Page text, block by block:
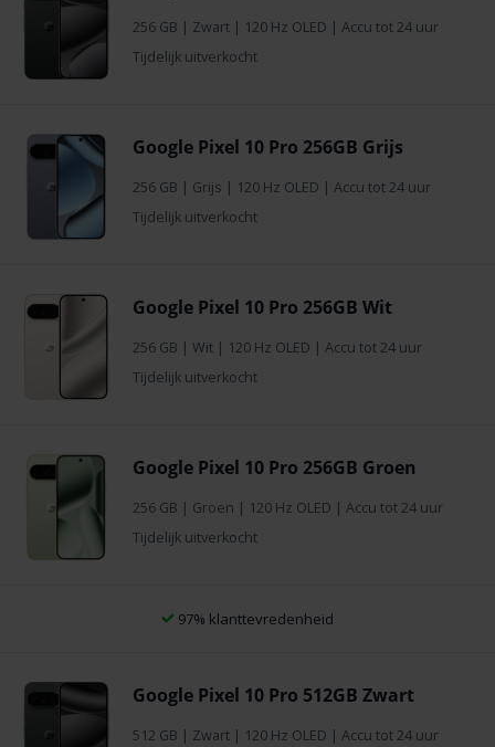
256 GB | Zwart | 120 Hz OLED | Accu tot 24 uur
Tijdelijk uitverkocht
Google Pixel 10 Pro 256GB Grijs
256 GB | Grijs | 120 Hz OLED | Accu tot 24 uur
Tijdelijk uitverkocht
Google Pixel 10 Pro 256GB Wit
256 GB | Wit | 120 Hz OLED | Accu tot 24 uur
Tijdelijk uitverkocht
Google Pixel 10 Pro 256GB Groen
256 GB | Groen | 120 Hz OLED | Accu tot 24 uur
Tijdelijk uitverkocht
Google Pixel 10 Pro 512GB Zwart
512 GB | Zwart | 120 Hz OLED | Accu tot 24 uur
97% klanttevredenheid